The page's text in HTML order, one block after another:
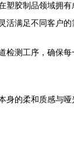
塑胶制品领域拥
满足不同客户的
测工序，确保
身的柔和质感与